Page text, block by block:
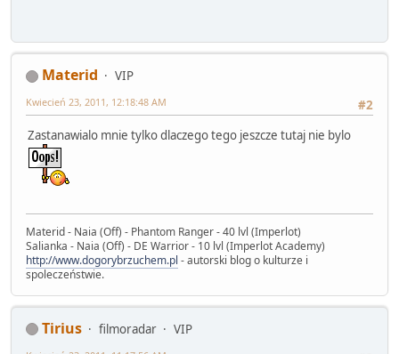
Materid
VIP
#2
Kwiecień 23, 2011, 12:18:48 AM
Zastanawialo mnie tylko dlaczego tego jeszcze tutaj nie bylo
Materid - Naia (Off) - Phantom Ranger - 40 lvl (Imperlot)
Salianka - Naia (Off) - DE Warrior - 10 lvl (Imperlot Academy)
http://www.dogorybrzuchem.pl - autorski blog o kulturze i
spoleczeństwie.
Tirius filmoradar
VIP